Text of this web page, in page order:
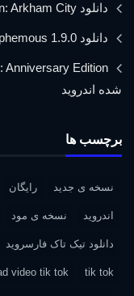
دانلود Batman: Arkham City برای اندروید
دانلود Blasphemous 1.9.0 برای اندروید
شده اندروید
برچسب ها
نسخه ی جدید رایگان
اندروید نسخه ی مود
دانلود تیک تاک فارسروید
tik tok
video tik tok